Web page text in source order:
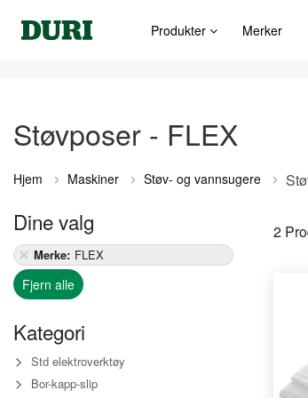
Produkter Merker
Støvposer - FLEX
Hjem Maskiner Støv- og vannsugere
2
Dine valg
Merke FLEX
Fjern alle
Kategori
Std elektroverktøy
Bor-kapp-slip